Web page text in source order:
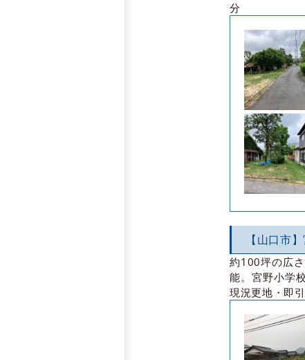
分
【山口市
約100坪の広
能。宮野小学
現況更地・即引